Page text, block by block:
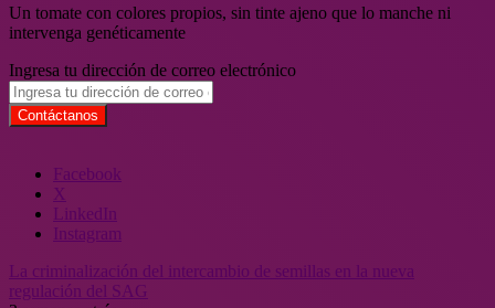
Un tomate con colores propios, sin tinte ajeno que lo manche ni
intervenga genéticamente
Ingresa tu dirección de correo electrónico
Facebook
X
LinkedIn
Instagram
La criminalización del intercambio de semillas en la nueva
regulación del SAG